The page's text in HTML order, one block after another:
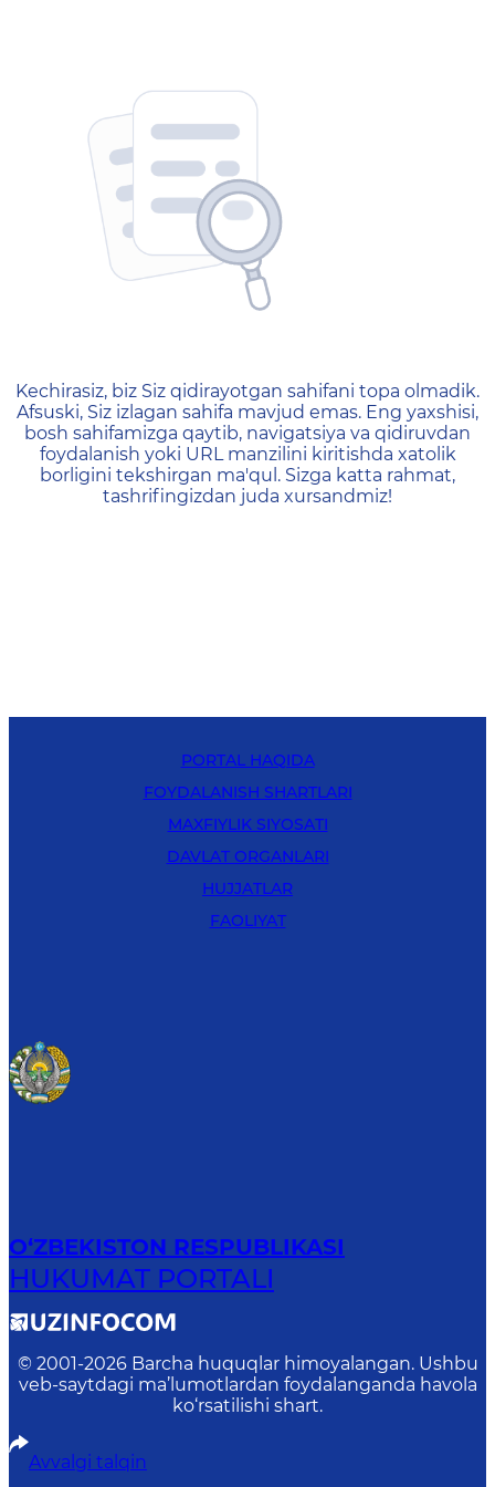
404 — Страница не
Kechirasiz, biz Siz qidirayotgan sahifani topa olmadik.
Afsuski, Siz izlagan sahifa mavjud emas. Eng yaxshisi,
bosh sahifamizga qaytib, navigatsiya va qidiruvdan
foydalanish yoki URL manzilini kiritishda xatolik
borligini tekshirgan ma'qul. Sizga katta rahmat,
tashrifingizdan juda xursandmiz!
PORTAL HAQIDA
FOYDALANISH SHARTLARI
MAXFIYLIK SIYOSATI
DAVLAT ORGANLARI
HUJJATLAR
FAOLIYAT
O‘ZBEKISTON RESPUBLIKASI
HUKUMAT PORTALI
© 2001-2026 Barcha huquqlar himoyalangan. Ushbu
veb-saytdagi ma’lumotlardan foydalanganda havola
ko‘rsatilishi shart.
Avvalgi talqin